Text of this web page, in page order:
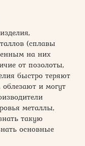
(сплавы
на них
от позолоты,
быстро теряют
и могут
металлы,
такую
основные